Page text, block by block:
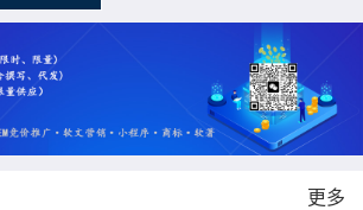
更多